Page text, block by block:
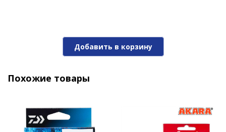
Добавить в корзину
Похожие товары